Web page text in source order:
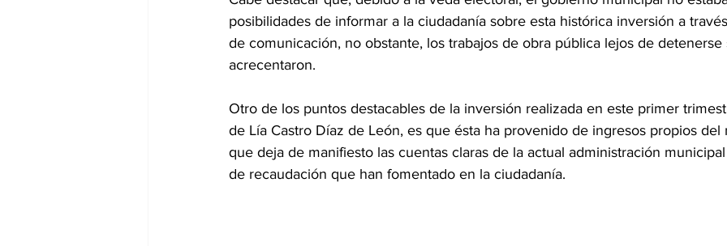
posibilidades de informar a la ciudadanía sobre esta histórica inversión a
de comunicación, no obstante, los trabajos de obra pública lejos de
acrecentaron.
Otro de los puntos destacables de la inversión realizada en este primer
de Lía Castro Díaz de León, es que ésta ha provenido de ingresos propios
que deja de manifiesto las cuentas claras de la actual administración
de recaudación que han fomentado en la ciudadanía.